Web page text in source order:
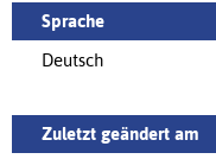
Sprache
Deutsch
Zuletzt geändert am